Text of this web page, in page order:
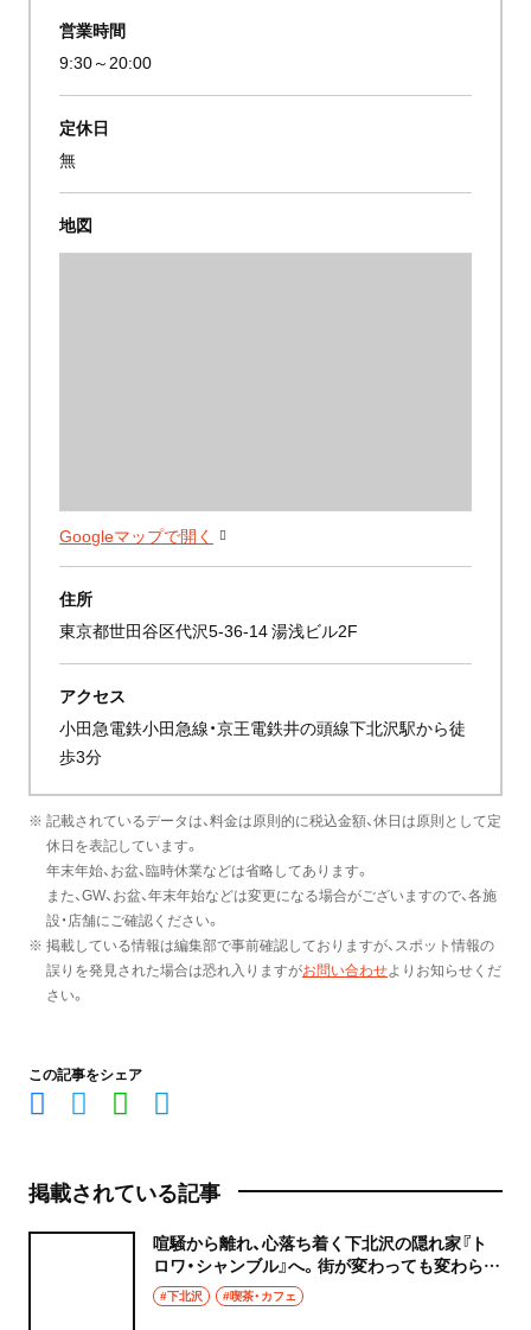
営業時間
9:30～20:00
定休日
無
地図
Googleマップで開く
住所
東京都世田谷区代沢5-36-14 湯浅ビル2F
アクセス
小田急電鉄小田急線・京王電鉄井の頭線下北沢駅から徒
歩3分
※ 記載されているデータは、料金は原則的に税込金額、休日は原則として定
休日を表記しています。
年末年始、お盆、臨時休業などは省略してあります。
また、GW、お盆、年末年始などは変更になる場合がございますので、各施
設・店舗にご確認ください。
※ 掲載している情報は編集部で事前確認しておりますが、スポット情報の
誤りを発見された場合は恐れ入りますがお問い合わせよりお知らせくだ
さい。
この記事をシェア
掲載されている記事
喧騒から離れ、心落ち着く下北沢の隠れ家『ト
ロワ・シャンブル』へ。街が変わっても変わらな
い部屋
#下北沢 #喫茶・カフェ